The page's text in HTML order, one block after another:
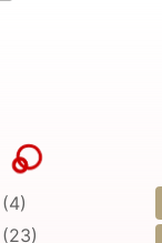
(4)
(23)